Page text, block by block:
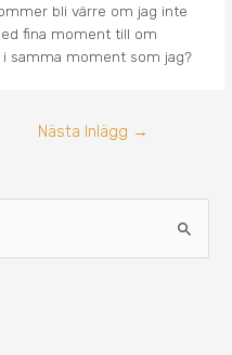
bli värre om jag inte
fina moment till om
samma moment som jag?
Nästa Inlägg →